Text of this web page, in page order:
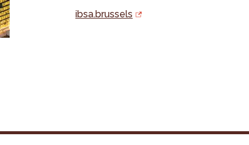
ibsa.brussels